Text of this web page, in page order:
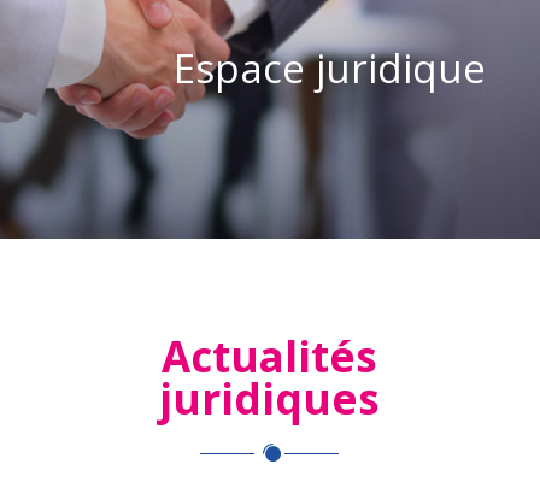
Espace juridique
Actualités
juridiques